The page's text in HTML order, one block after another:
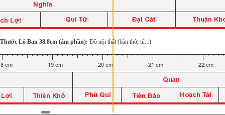
Thước Lỗ Ban 38.8cm (âm phần): Đồ nội thất (bàn thờ, tủ...)